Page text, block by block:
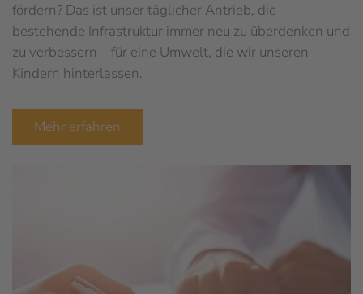
fördern? Das ist unser täglicher Antrieb, die
bestehende Infrastruktur immer neu zu überdenken und
zu verbessern – für eine Umwelt, die wir unseren
Kindern hinterlassen.
Mehr erfahren